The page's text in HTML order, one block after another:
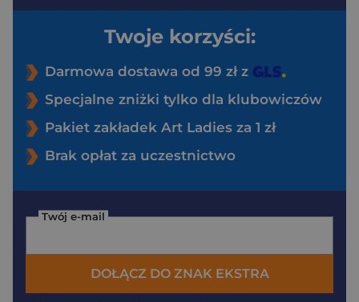
Twoje korzyści:
Darmowa dostawa od 99 zł z
Specjalne zniżki tylko dla klubowiczów
Pakiet zakładek Art Ladies za 1 zł
Brak opłat za uczestnictwo
Twój e-mail
DOŁĄCZ DO ZNAK EKSTRA